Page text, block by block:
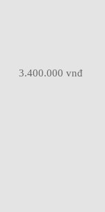
3.400.000 vnđ